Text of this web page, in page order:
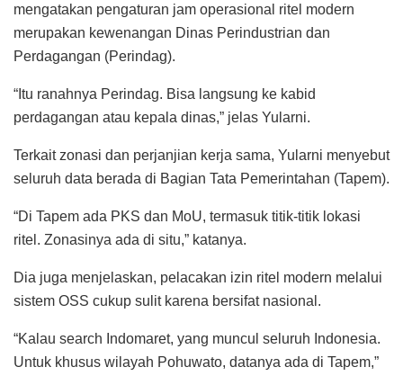
mengatakan pengaturan jam operasional ritel modern
merupakan kewenangan Dinas Perindustrian dan
Perdagangan (Perindag).
“Itu ranahnya Perindag. Bisa langsung ke kabid
perdagangan atau kepala dinas,” jelas Yularni.
Terkait zonasi dan perjanjian kerja sama, Yularni menyebut
seluruh data berada di Bagian Tata Pemerintahan (Tapem).
“Di Tapem ada PKS dan MoU, termasuk titik-titik lokasi
ritel. Zonasinya ada di situ,” katanya.
Dia juga menjelaskan, pelacakan izin ritel modern melalui
sistem OSS cukup sulit karena bersifat nasional.
“Kalau search Indomaret, yang muncul seluruh Indonesia.
Untuk khusus wilayah Pohuwato, datanya ada di Tapem,”